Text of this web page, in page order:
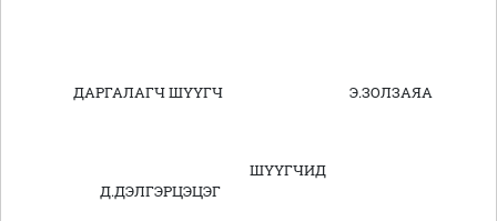
ДАРГАЛАГЧ ШҮҮГЧ Э.ЗОЛЗАЯА
ШҮҮГЧИД
Д.ДЭЛГЭРЦЭЦЭГ